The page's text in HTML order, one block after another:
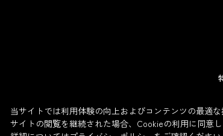
当サイトでは利用体験の向上およびコンテンツの最適
サイトの閲覧を継続された場合、Cookieの利用に同意し